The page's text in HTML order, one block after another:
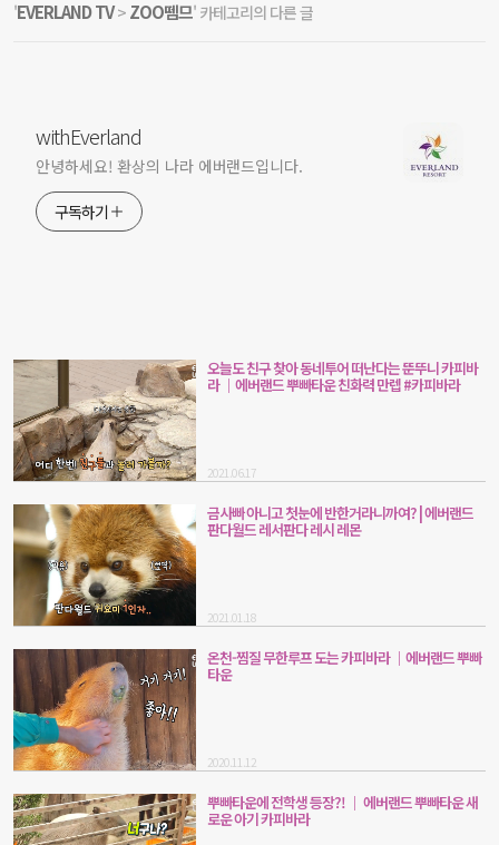
'EVERLAND TV> ZOO뗌므' 카테고리의 다른 글
withEverland
안녕하세요! 환상의 나라 에버랜드입니다.
구독하기
오늘도 친구 찾아 동네투어 떠난다는 뚠뚜니 카피바
라 ｜에버랜드 뿌빠타운 친화력 만렙 #카피바라
2021.06.17
금사빠 아니고 첫눈에 반한거라니까여? | 에버랜드
판다월드 레서판다 레시 레몬
2021.01.18
온천-찜질 무한루프 도는 카피바라 ｜에버랜드 뿌빠
타운
2020.11.12
뿌빠타운에 전학생 등장?! ｜ 에버랜드 뿌빠타운 새
로운 아기 카피바라